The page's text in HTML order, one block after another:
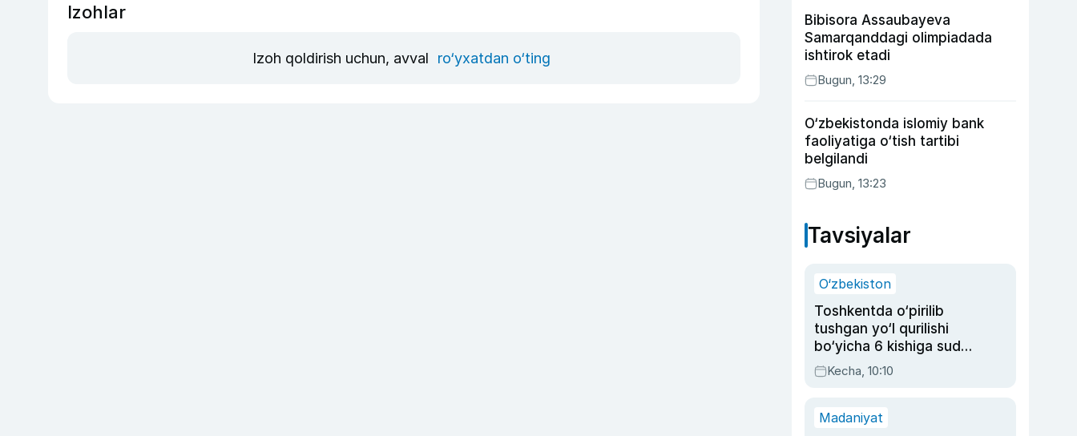
Izohlar
Izoh qoldirish uchun, avval ro‘yxatdan o‘ting
Bibisora Assaubayeva
Samarqanddagi olimpiadada
ishtirok etadi
Bugun, 13:29
O‘zbekistonda islomiy bank
faoliyatiga o‘tish tartibi
belgilandi
Bugun, 13:23
Tavsiyalar
O‘zbekiston
Toshkentda o‘pirilib
tushgan yo‘l qurilishi
bo‘yicha 6 kishiga sud
hukmi o‘qildi
Kecha, 10:10
Madaniyat